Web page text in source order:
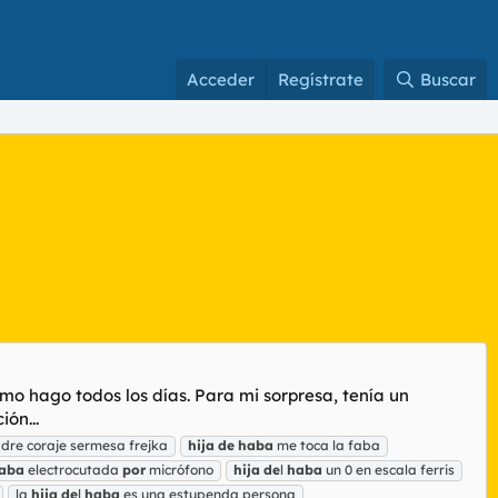
Acceder Regístrate Buscar
hago todos los días. Para mi sorpresa, tenía un
coraje sermesa frejka hija de haba me toca la faba
electrocutada por micrófono hija del haba un 0 en escala ferris
la hija del haba es una estupenda persona